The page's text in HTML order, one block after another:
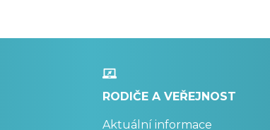
RODIČE A VEŘEJNOST
Aktuální informace